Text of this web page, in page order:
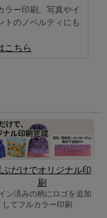
ラー印刷。写真やイ
トのノベルティにも
こちら
ぶだけでオリジナル印
刷
ン済みの柄にロゴを追加
してフルカラー印刷